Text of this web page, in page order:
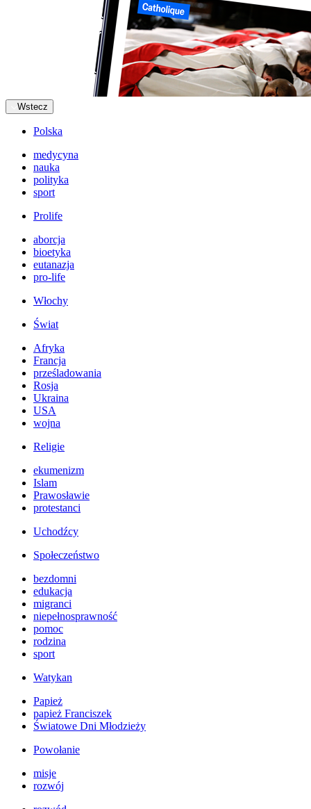
Wstecz
Polska
medycyna
nauka
polityka
sport
Prolife
aborcja
bioetyka
eutanazja
pro-life
Włochy
Świat
Afryka
Francja
prześladowania
Rosja
Ukraina
USA
wojna
Religie
ekumenizm
Islam
Prawosławie
protestanci
Uchodźcy
Społeczeństwo
bezdomni
edukacja
migranci
niepełnosprawność
pomoc
rodzina
sport
Watykan
Papież
papież Franciszek
Światowe Dni Młodzieży
Powołanie
misje
rozwój